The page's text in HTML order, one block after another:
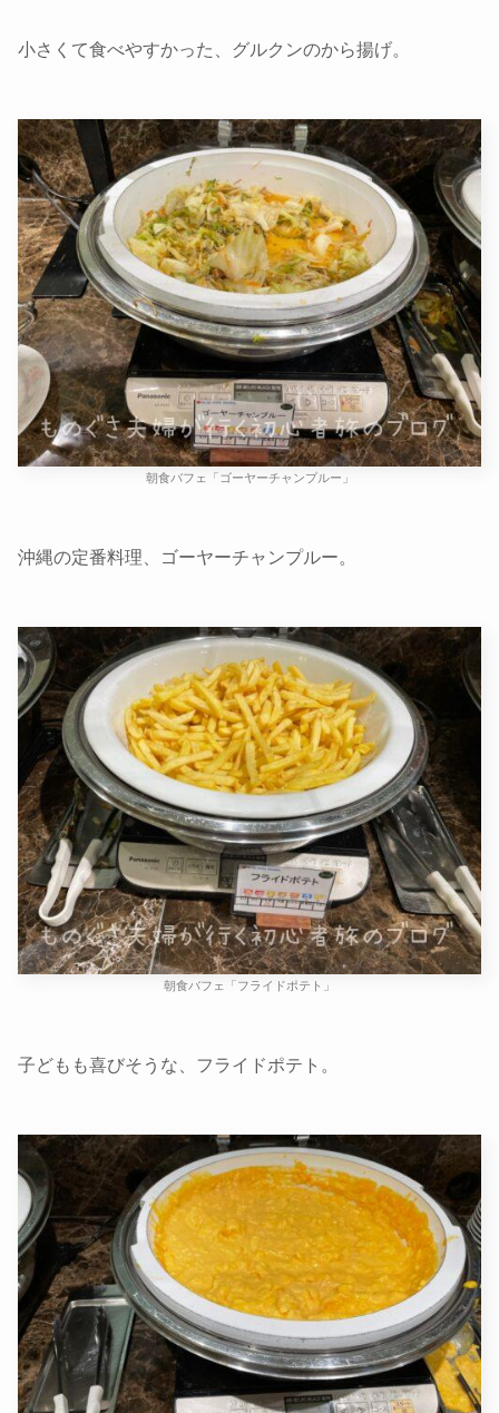
小さくて食べやすかった、グルクンのから揚げ。
朝食バフェ「ゴーヤーチャンプルー」
沖縄の定番料理、ゴーヤーチャンプルー。
朝食バフェ「フライドポテト」
子どもも喜びそうな、フライドポテト。